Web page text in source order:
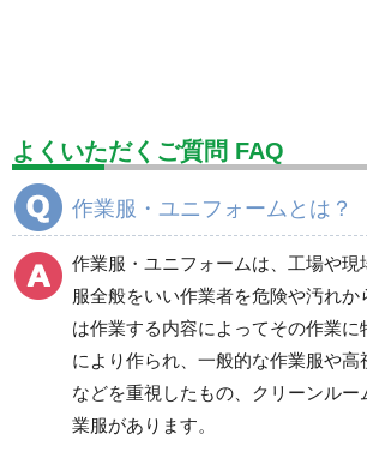
設備用品・作業補助用品 工事作業用品
分煙対策機器
電気保守用品 ワイパー クリー
防災グッズ（防災セット） 救急医療
健康管理器具 季節商品 ウイル
商品カテゴリ一覧
よくいただくご質問 FAQ
作業服・ユニフォームとは？
作業服・ユニフォームは、工場や現
服全般をいい作業者を危険や汚れか
は作業する内容によってその作業
により作られ、一般的な作業服や高
などを重視したもの、クリーンル
業服があります。